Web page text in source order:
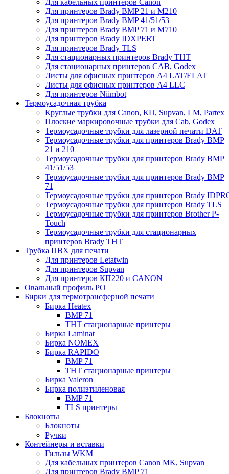
Для кабельных принтеров Canon
Для принтеров Brady BMP 21 и M210
Для принтеров Brady BMP 41/51/53
Для принтеров Brady BMP 71 и M710
Для принтеров Brady IDXPERT
Для принтеров Brady TLS
Для стационарных принтеров Brady THT
Для стационарных принтеров CAB, Godex
Листы для офисных принтеров А4 LAT/ELAT
Листы для офисных принтеров А4 LLC
Для принтеров Niimbot
Термоусадочная трубка
Круглые трубки для Canon, КП, Supvan, LM, Partex
Плоские маркировочные трубки для Cab, Godex
Термоусадочные трубки для лазерной печати DAT
Термоусадочные трубки для принтеров Brady BMP
21 и 210
Термоусадочные трубки для принтеров Brady BMP
41/51/53
Термоусадочные трубки для принтеров Brady BMP
71
Термоусадочные трубки для принтеров Brady
Термоусадочные трубки для принтеров Brady TLS
Термоусадочные трубки для принтеров Brother P-
Touch
Термоусадочные трубки для стационарных
принтеров Brady THT
Трубка ПВХ для печати
Для принтеров Letatwin
Для принтеров Supvan
Для принтеров КП220 и CANON
Овальный профиль PO
Бирки для термотрансферной печати
Бирка Heatex
BMP 71
THT стационарные принтеры
Бирка Laminat
Бирка NOMEX
Бирка RAPIDO
BMP 71
THT стационарные принтеры
Бирка Valeron
Бирка полиэтиленовая
BMP 71
TLS принтеры
Блокноты
Блокноты
Ручки
Контейнеры и вставки
Гильзы WKM
Для кабельных принтеров Canon MK, Supvan
Для принтеров Brady BMP 71